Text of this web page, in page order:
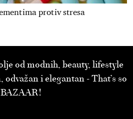
protiv stresa
od modnih, beauty, lifestyle
i elegantan - That’s so
BAZAAR!